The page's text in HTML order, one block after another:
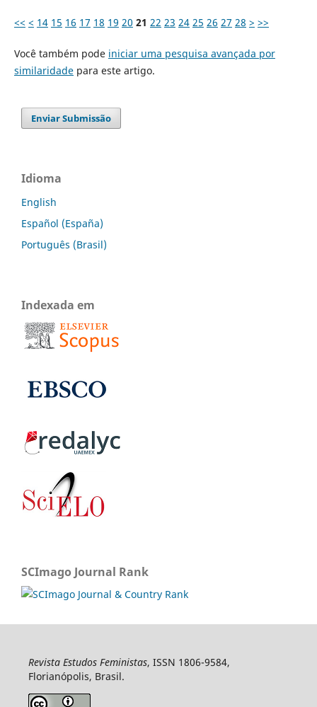
<< < 14 15 16 17 18 19 20 21 22 23 24 25 26 27 28 > >>
Você também pode iniciar uma pesquisa avançada por
similaridadepara este artigo.
Enviar Submissão
Idioma
English
Español (España)
Português (Brasil)
Indexada em
SCImago Journal Rank
Revista Estudos Feministas, ISSN 1806-9584,
Florianópolis, Brasil.